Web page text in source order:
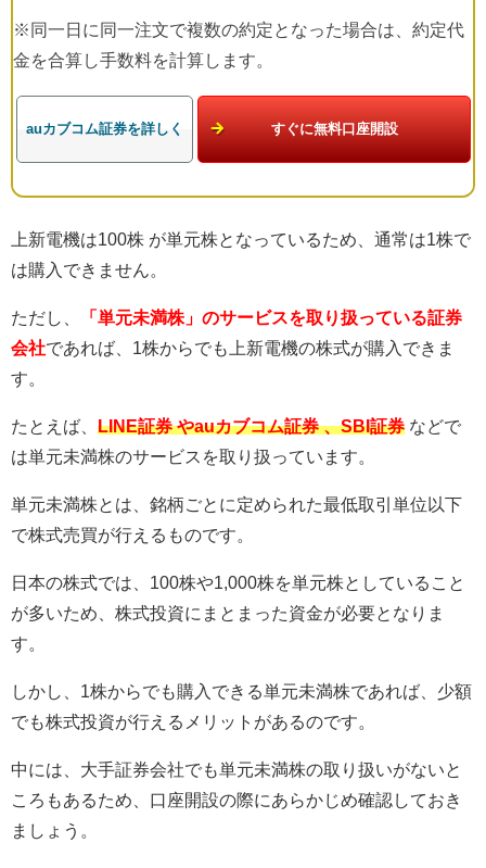
※同一日に同一注文で複数の約定となった場合は、約定代
金を合算し手数料を計算します。
auカブコム証券を詳しく すぐに無料口座開設
上新電機は100株 が単元株となっているため、通常は1株で
は購入できません。
ただし、
「単元未満株」のサービスを取り扱っている証券
会社であれば、1株からでも上新電機の株式が購入できま
す。
たとえば、 LINE証券 やauカブコム証券 、SBI証券 などで
は単元未満株のサービスを取り扱っています。
単元未満株とは、銘柄ごとに定められた最低取引単位以下
で株式売買が行えるものです。
日本の株式では、100株や1,000株を単元株としていること
が多いため、株式投資にまとまった資金が必要となりま
す。
しかし、1株からでも購入できる単元未満株であれば、少額
でも株式投資が行えるメリットがあるのです。
中には、大手証券会社でも単元未満株の取り扱いがないと
ころもあるため、口座開設の際にあらかじめ確認しておき
ましょう。